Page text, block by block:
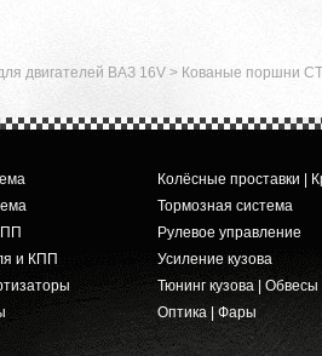
двигателей ВАЗ 16V > Кованые поршни
и КПП
Колёсные проставки |
Тормозная система
Рулевое управление
Усиление кузова
Тюнинг кузова | Обвесы
Оптика | Фары